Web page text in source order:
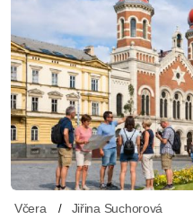
Včera Jiřina Suchorová